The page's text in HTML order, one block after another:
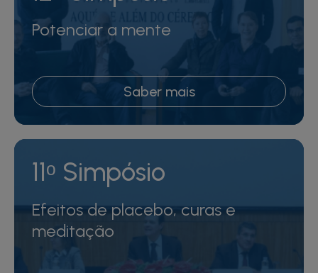
Potenciar a mente
Saber mais
11ᵒ Simpósio
Efeitos de placebo, curas e
meditação